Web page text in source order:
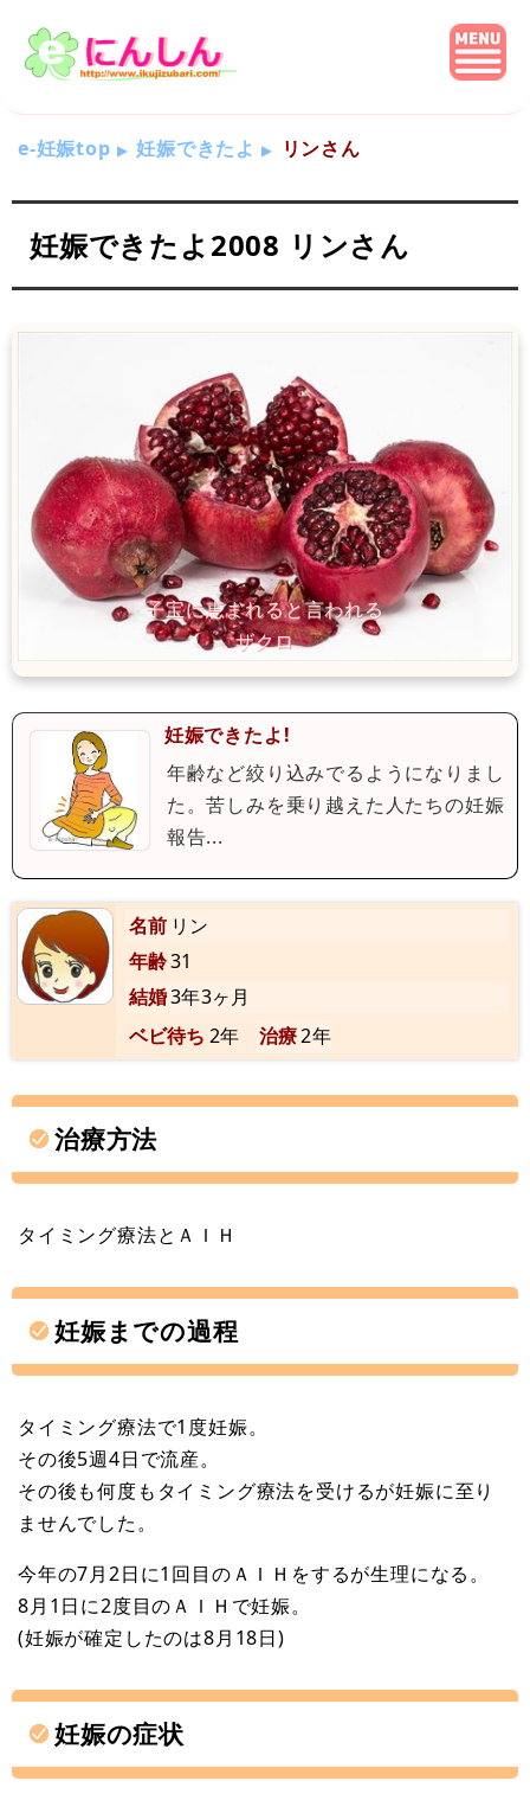
e-妊娠top 妊娠できたよ リンさん
妊娠できたよ2008 リンさん
妊娠できたよ!
年齢など絞り込みでるようになりまし
た。苦しみを乗り越えた人たちの妊娠
報告...
名前 リン
年齢31
結婚3年3ヶ月
ベビ待ち 2年 治療2年
治療方法
タイミング療法とＡＩＨ
妊娠までの過程
タイミング療法で1度妊娠。
その後5週4日で流産。
その後も何度もタイミング療法を受けるが妊娠に至り
ませんでした。
今年の7月2日に1回目のＡＩＨをするが生理になる。
8月1日に2度目のＡＩＨで妊娠。
(妊娠が確定したのは8月18日)
妊娠の症状